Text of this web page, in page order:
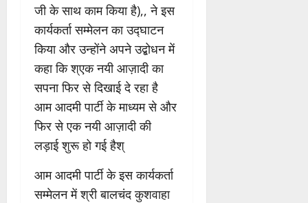
जी के साथ काम किया है),, ने इस
कार्यकर्ता सम्मेलन का उद्घाटन
किया और उन्होंने अपने उद्बोधन में
कहा कि श्एक नयी आज़ादी का
सपना फिर से दिखाई दे रहा है
आम आदमी पार्टी के माध्यम से और
फिर से एक नयी आज़ादी की
लड़ाई शुरू हो गई हैश्
आम आदमी पार्टी के इस कार्यकर्ता
सम्मेलन में श्री बालचंद कुशवाहा